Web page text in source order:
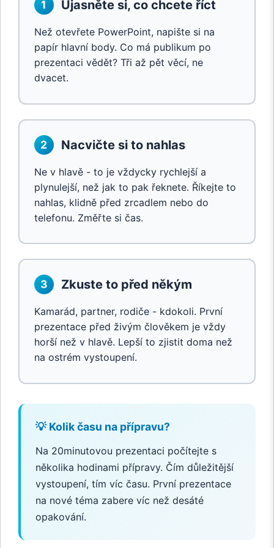
1 Ujasněte si, co chcete říct
Než otevřete PowerPoint, napište si na
papír hlavní body. Co má publikum po
prezentaci vědět? Tři až pět věcí, ne
dvacet.
2 Nacvičte si to nahlas
Ne v hlavě - to je vždycky rychlejší a
plynulejší, než jak to pak řeknete. Říkejte to
nahlas, klidně před zrcadlem nebo do
telefonu. Změřte si čas.
3 Zkuste to před někým
Kamarád, partner, rodiče - kdokoli. První
prezentace před živým člověkem je vždy
horší než v hlavě. Lepší to zjistit doma než
na ostrém vystoupení.
💡 Kolik času na přípravu?
Na 20minutovou prezentaci počítejte s
několika hodinami přípravy. Čím důležitější
vystoupení, tím víc času. První prezentace
na nové téma zabere víc než desáté
opakování.